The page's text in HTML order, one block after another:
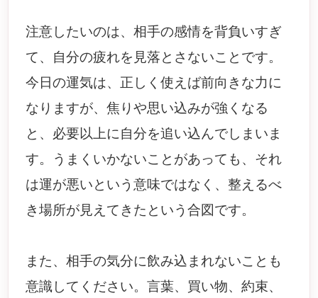
注意したいのは、相手の感情を背負いすぎ
て、自分の疲れを見落とさないことです。
今日の運気は、正しく使えば前向きな力に
なりますが、焦りや思い込みが強くなる
と、必要以上に自分を追い込んでしまいま
す。うまくいかないことがあっても、それ
は運が悪いという意味ではなく、整えるべ
き場所が見えてきたという合図です。
また、相手の気分に飲み込まれないことも
意識してください。言葉、買い物、約束、